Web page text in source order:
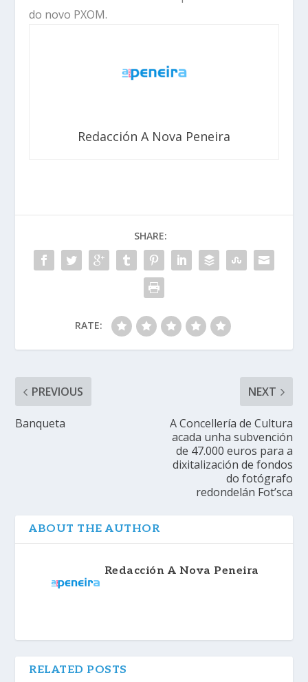
do novo PXOM.
Redacción A Nova Peneira
SHARE:
RATE:
PREVIOUS
Banqueta
NEXT
A Concellería de Cultura
acada unha subvención
de 47.000 euros para a
dixitalización de fondos
do fotógrafo
redondelán Fot’sca
ABOUT THE AUTHOR
Redacción A Nova Peneira
RELATED POSTS